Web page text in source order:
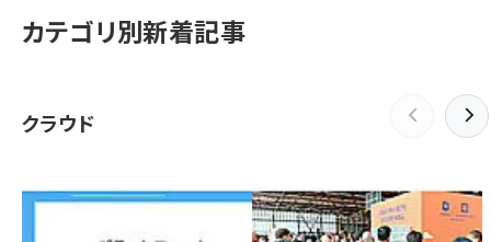
カテゴリ別新着記事
クラウド